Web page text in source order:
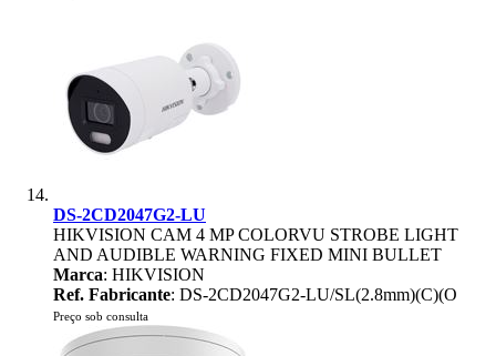
DS-2CD2047G2-LU
HIKVISION CAM 4 MP COLORVU STROBE LIGHT
AND AUDIBLE WARNING FIXED MINI BULLET
Marca: HIKVISION
Ref. Fabricante: DS-2CD2047G2-LU/SL(2.8mm)(C)(O
Preço sob consulta